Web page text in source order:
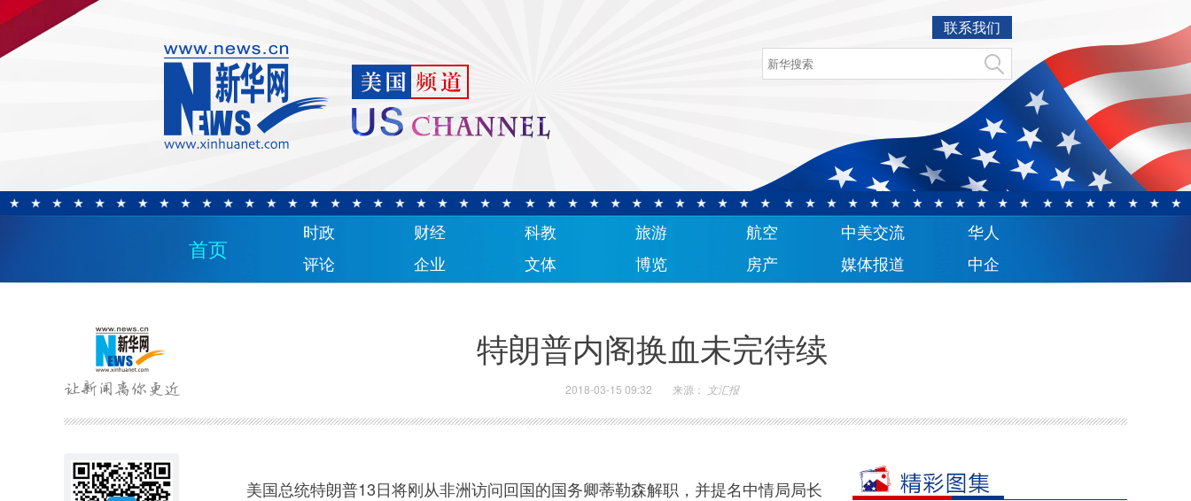
联系我们
首页
时政 财经 科教 旅游 航空 中美交流
华人
评论
企业 文体 博览 房产 媒体报道 中企
特朗普内阁换血未完待续
2018-03-15 09:32 来源： 文汇报
美国总统特朗普13日将刚从非洲访问回国的国务卿蒂勒森解职，并提名中情局局长